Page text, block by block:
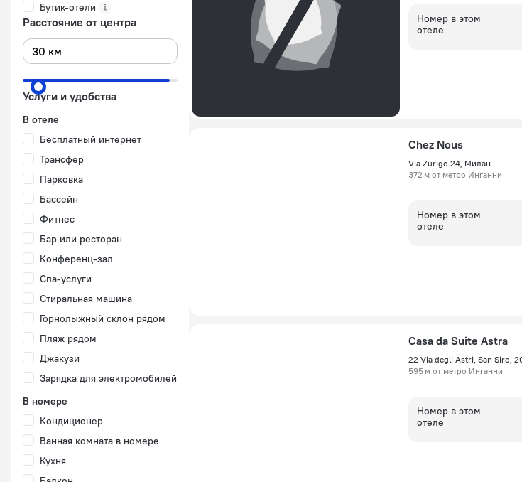
Бутик-отели
Расстояние от центра
Услуги и удобства
В отеле
Бесплатный интернет
Трансфер
Парковка
Бассейн
Фитнес
Бар или ресторан
Конференц-зал
Спа-услуги
Стиральная машина
Горнолыжный склон рядом
Пляж рядом
Джакузи
Зарядка для электромобилей
В номере
Кондиционер
Ванная комната в номере
Кухня
Номер в этом
отеле
Chez Nous
Via Zurigo 24, Милан
372 м от метро Инганни
Номер в этом
отеле
Casa da Suite Astra
22 Via degli Astri, San Siro,
595 м от метро Инганни
Номер в этом
отеле